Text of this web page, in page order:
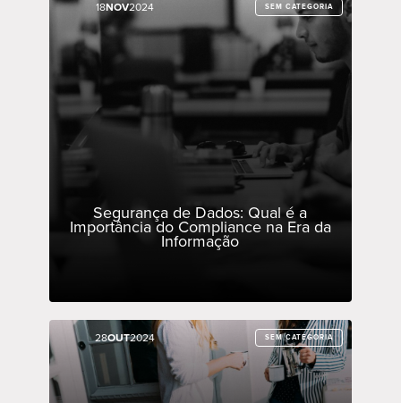
18NOV2024 SEM CATEGORIA
Segurança de Dados: Qual é a
Importância do Compliance na Era da
Informação
18NOV2024 SEM CATEGORIA
28OUT2024 SEM CATEGORIA
28OUT2024 SEM CATEGORIA